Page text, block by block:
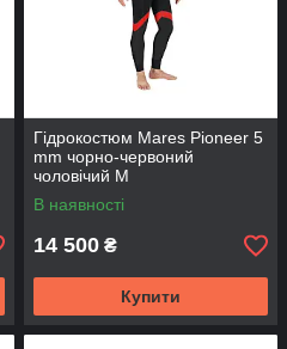
Гідрокостюм Mares Pioneer 5
mm чорно-червоний
чоловічий M
В наявності
14 500 ₴
Купити